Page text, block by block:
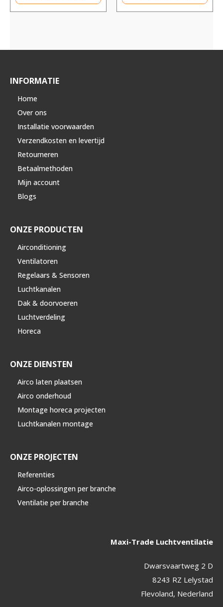
INFORMATIE
Home
Over ons
Installatie voorwaarden
Verzendkosten en levertijd
Retourneren
Betaalmethoden
Mijn account
Blogs
ONZE PRODUCTEN
Airconditioning
Ventilatoren
Regelaars & Sensoren
Luchtkanalen
Dak & doorvoeren
Luchtverdeling
Horeca
ONZE DIENSTEN
Airco laten plaatsen
Airco onderhoud
Montage horeca projecten
Luchtkanalen montage
ONZE PROJECTEN
Referenties
Airco-oplossingen per branche
Ventilatie per branche
Maxi-Trade Luchtventilatie
Dwarsvaartweg 2 D
8243 RZ Lelystad
Flevoland, Nederland